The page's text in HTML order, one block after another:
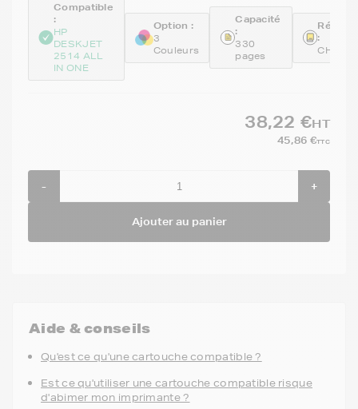
Compatible
:
HP
DESKJET
2514 ALL
IN ONE
Option :
3
Couleurs
Capacité
:
330
pages
:
38,22 €HT
45,86 €TTC
- +
Ajouter au panier
Aide & conseils
Qu'est ce qu'une cartouche compatible ?
Est ce qu'utiliser une cartouche compatible risque
d'abimer mon imprimante ?